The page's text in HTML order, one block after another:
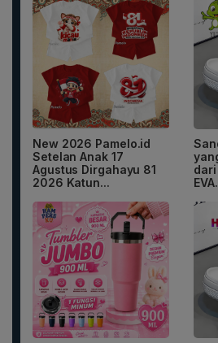
New 2026 Pamelo.id
Setelan Anak 17
Agustus Dirgahayu 81
2026 Katun...